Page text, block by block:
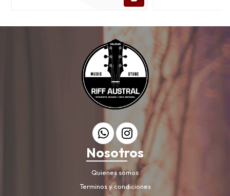
Nosotros
Quienes somos
Terminos y condiciones